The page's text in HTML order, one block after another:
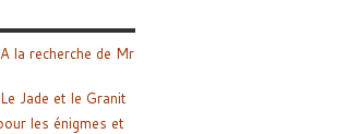
la recherche de Mr
Jade et le Granit
les énigmes et